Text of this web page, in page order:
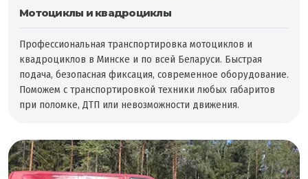
Мотоциклы и квадроциклы
Профессиональная транспортировка мотоциклов и
квадроциклов в Минске и по всей Беларуси. Быстрая
подача, безопасная фиксация, современное оборудование.
Поможем с транспортировкой техники любых габаритов
при поломке, ДТП или невозможности движения.